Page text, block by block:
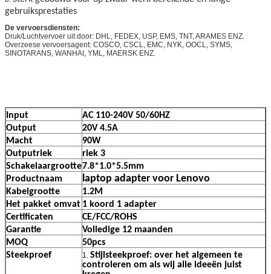
gebruiksprestaties
De vervoersdiensten:
Druk/Luchtvervoer uit door: DHL, FEDEX, USP, EMS, TNT, ARAMES ENZ.
Overzeese vervoersagent: COSCO, CSCL, EMC, NYK, OOCL, SYMS,
SINOTARANS, WANHAI, YML, MAERSK ENZ.
Input
AC 110-240V 50/60HZ
Output
20V 4.5A
Macht
90W
Outputriek
riek 3
Schakelaargrootte7.8*1.0*5.5mm
Productnaam
laptop adapter voor Lenovo
Kabelgrootte
1.2M
Het pakket omvat 1 koord 1 adapter
Certificaten
CE/FCC/ROHS
Garantie
Volledige 12 maanden
MOQ
50pcs
Steekproef
1. Stijlsteekproef: over het algemeen te
controleren om als wij alle ideeën juist